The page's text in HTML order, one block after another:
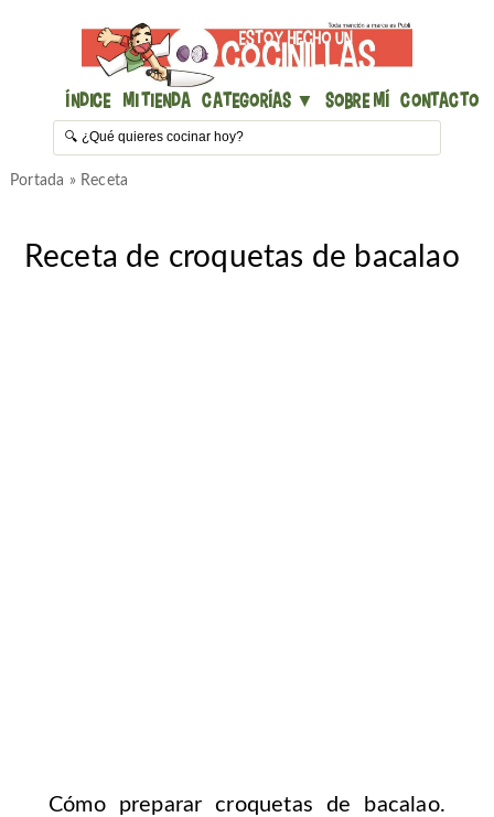
Índice Mi Tienda Categorías ▼ Sobre mí Contacto
Portada » Receta
Receta de croquetas de bacalao
Cómo preparar croquetas de bacalao.